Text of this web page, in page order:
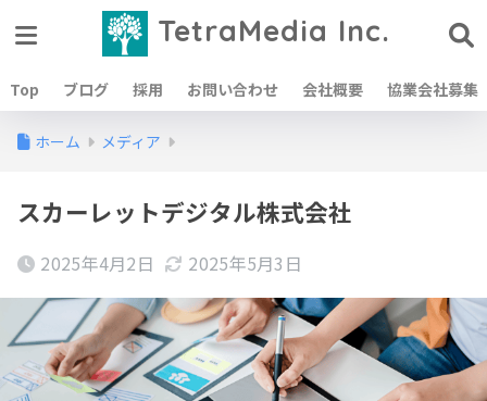
TetraMedia Inc.
Top ブログ 採用 お問い合わせ 会社概要 協業会社募集
ホーム メディア
スカーレットデジタル株式会社
2025年4月2日 2025年5月3日